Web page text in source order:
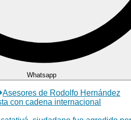
Whatsapp
Asesores de Rodolfo Hernández
con cadena internacional